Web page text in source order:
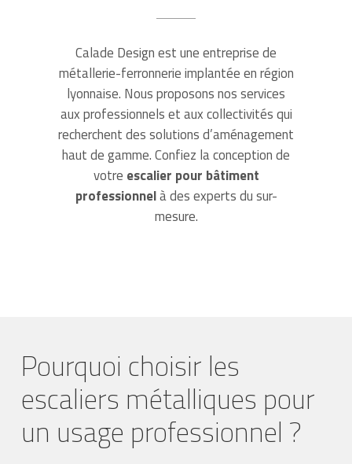
Calade Design est une entreprise de
métallerie-ferronnerie implantée en région
lyonnaise. Nous proposons nos services
aux professionnels et aux collectivités qui
recherchent des solutions d’aménagement
haut de gamme. Confiez la conception de
votre escalier pour bâtiment
professionnelà des experts du sur-
mesure.
Pourquoi choisir les
escaliers métalliques pour
un usage professionnel ?